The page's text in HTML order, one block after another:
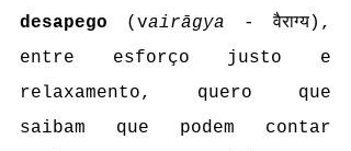
desapego (vairāgya - वैराग्य),
entre esforço justo e
relaxamento, quero que
saibam que podem contar